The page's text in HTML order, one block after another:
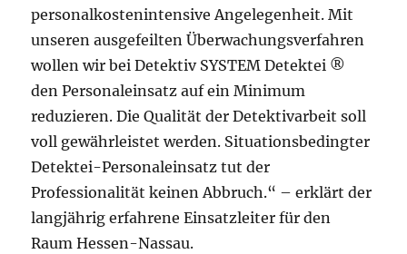
personalkostenintensive Angelegenheit. Mit
unseren ausgefeilten Überwachungsverfahren
wollen wir bei Detektiv SYSTEM Detektei ®
den Personaleinsatz auf ein Minimum
reduzieren. Die Qualität der Detektivarbeit soll
voll gewährleistet werden. Situationsbedingter
Detektei-Personaleinsatz tut der
Professionalität keinen Abbruch.“ – erklärt der
langjährig erfahrene Einsatzleiter für den
Raum Hessen-Nassau.